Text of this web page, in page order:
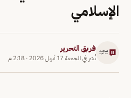
الإسلامي
فريق التحرير
نُشر في الجمعة 17 أبريل 2026 · 2:18 م